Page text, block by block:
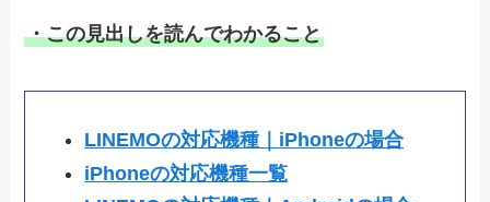
・この見出しを読んでわかること
LINEMOの対応機種｜iPhoneの場合
iPhoneの対応機種一覧